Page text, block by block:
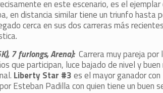
en este escenario, es el
en distancia similar tiene un triunfo hasta
cerca en sus dos carreras más
7 furlongs, Arena): Carrera muy pareja
que participan, luce bajado de nivel y
Liberty Star #3es el mayor ganador
Esteban Padilla con quien tiene un buen